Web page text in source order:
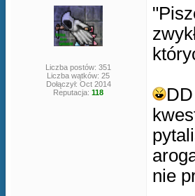
Liczba postów: 351
Liczba wątków: 25
Dołączył: Oct 2014
Reputacja: 118
nie